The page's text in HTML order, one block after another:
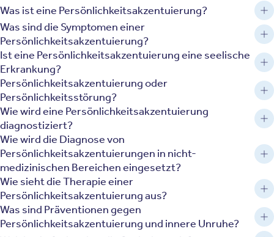
Was ist eine Persönlichkeitsakzentuierung?
Was sind die Symptomen einer
Persönlichkeitsakzentuierung?
Ist eine Persönlichkeitsakzentuierung eine seelische
Erkrankung?
Persönlichkeitsakzentuierung oder
Persönlichkeitsstörung?
Wie wird eine Persönlichkeitsakzentuierung
diagnostiziert?
Wie wird die Diagnose von
Persönlichkeitsakzentuierungen in nicht-
medizinischen Bereichen eingesetzt?
Wie sieht die Therapie einer
Persönlichkeitsakzentuierung aus?
Was sind Präventionen gegen
Persönlichkeitsakzentuierung und innere Unruhe?